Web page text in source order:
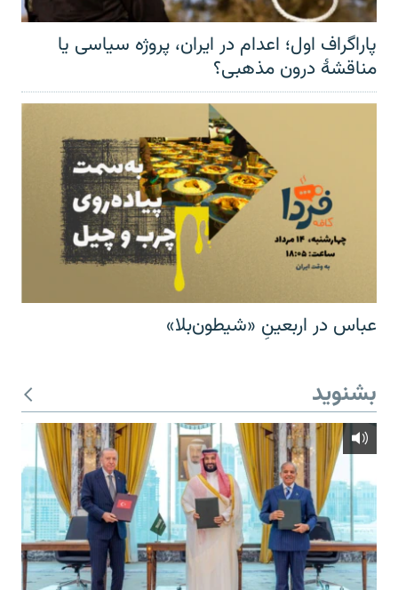
پاراگراف اول؛ اعدام در ایران، پروژه سیاسی یا
مناقشهٔ درون مذهبی؟
عباس در اربعینِ «شیطون‌بلا»
بشنوید